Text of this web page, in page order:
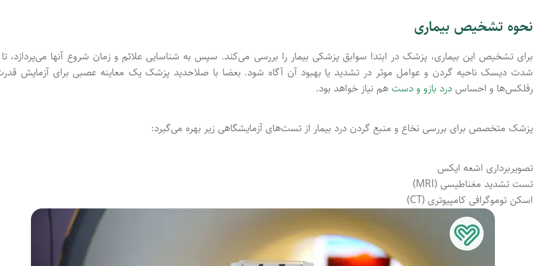
نحوه تشخیص بیماری
برای تشخیص این بیماری، پزشک در ابتدا سوابق پزشکی بیمار را بررسی می‌کند. سپس به شناسایی علائم و زمان شروع آنها می‌پردازد، تا
شدت دیسک ناحیه گردن و عوامل موثر در تشدید یا بهبود آن آگاه شود. بعضا با صلاحدید پزشک یک معاینه عصبی برای آزمایش
رفلکس‌ها و احساس درد بازو و دست هم نیاز خواهد بود.
پزشک متخصص برای بررسی نخاع و منبع گردن درد بیمار از تست‌های آزمایشگاهی زیر بهره می‌گیرد:
تصویربرداری اشعه ایکس
تست تشدید مغناطیسی (MRI)
اسکن توموگرافی کامپیوتری (CT)